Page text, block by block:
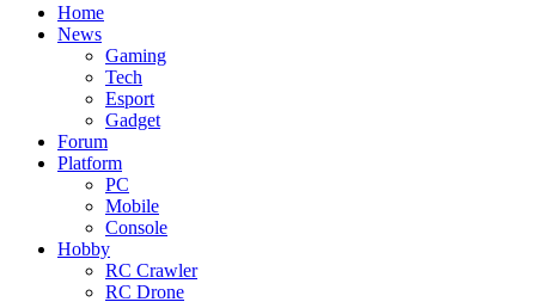
Home
News
Gaming
Tech
Esport
Gadget
Forum
Platform
PC
Mobile
Console
Hobby
RC Crawler
RC Drone